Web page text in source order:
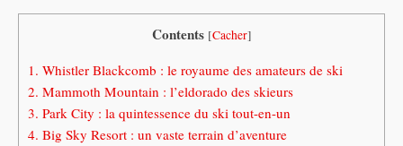
Contents [Cacher]
1. Whistler Blackcomb : le royaume des amateurs de ski
2. Mammoth Mountain : l’eldorado des skieurs
3. Park City : la quintessence du ski tout-en-un
4. Big Sky Resort : un vaste terrain d’aventure